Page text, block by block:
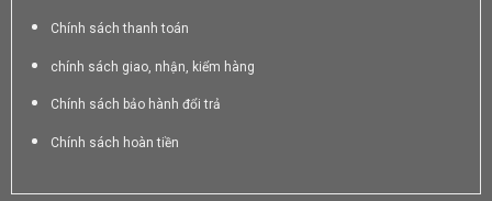
Chính sách thanh toán
chính sách giao, nhận, kiểm hàng
Chính sách bảo hành đổi trả
Chính sách hoàn tiền